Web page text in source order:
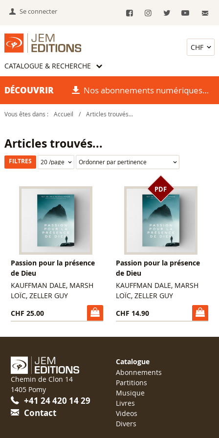
Se connecter
CATALOGUE & RECHERCHE
DÉCOUVRIR Nos abonnements numériques
Vous êtes dans : Accueil / Articles trouvés...
Articles trouvés...
FILTRES
Passion pour la présence
de Dieu
KAUFFMAN DALE, MARSH
LOÏC, ZELLER GUY
CHF 25.00
PDF
Passion pour la présence
de Dieu
KAUFFMAN DALE, MARSH
LOÏC, ZELLER GUY
CHF 14.90
Chemin de Clon 14
1405 Pomy
+41 24 420 14 29
Contact
Catalogue
Abonnements
Partitions
Musique
Livres
Videos
Divers